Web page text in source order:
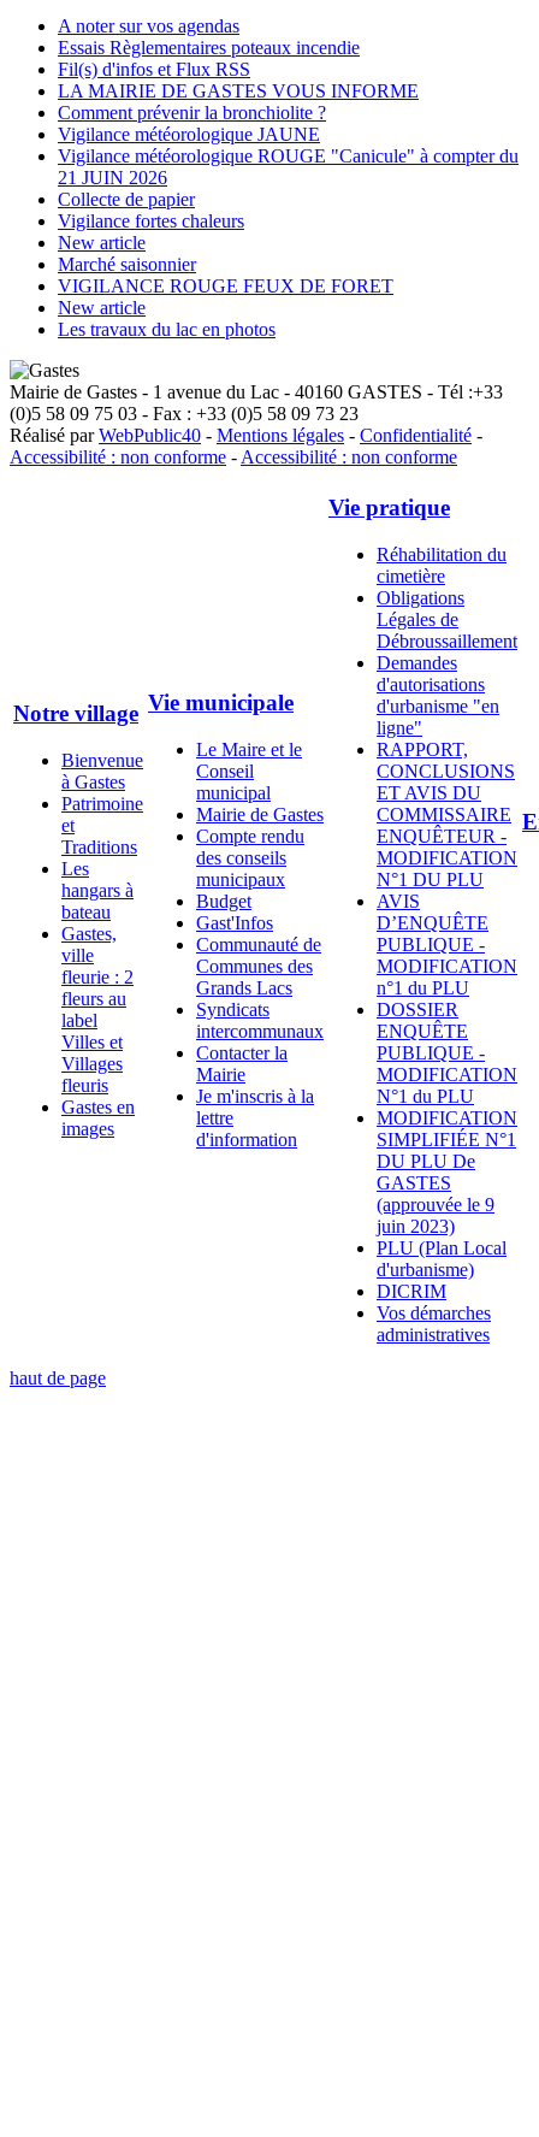
A noter sur vos agendas
Essais Règlementaires poteaux incendie
Fil(s) d'infos et Flux RSS
LA MAIRIE DE GASTES VOUS INFORME
Comment prévenir la bronchiolite ?
Vigilance météorologique JAUNE
Vigilance météorologique ROUGE "Canicule" à compter du
21 JUIN 2026
Collecte de papier
Vigilance fortes chaleurs
New article
Marché saisonnier
VIGILANCE ROUGE FEUX DE FORET
New article
Les travaux du lac en photos
Mairie de Gastes - 1 avenue du Lac - 40160 GASTES - Tél :+33
(0)5 58 09 75 03 - Fax : +33 (0)5 58 09 73 23
Réalisé parWebPublic40 - Mentions légales - Confidentialité -
Accessibilité : non conforme - Accessibilité : non conforme
Notre village
Bienvenue
à Gastes
Patrimoine
et
Traditions
Les
hangars à
bateau
Gastes,
ville
fleurie : 2
fleurs au
label
Villes et
Villages
fleuris
Gastes en
images
Vie municipale
Le Maire et le
Conseil
municipal
Mairie de Gastes
Compte rendu
des conseils
municipaux
Budget
Gast'Infos
Communauté de
Communes des
Grands Lacs
Syndicats
intercommunaux
Contacter la
Mairie
Je m'inscris à la
lettre
d'information
Vie pratique
Réhabilitation du
cimetière
Obligations
Légales de
Débroussaillement
Demandes
d'autorisations
d'urbanisme "en
ligne"
RAPPORT,
CONCLUSIONS
ET AVIS DU
COMMISSAIRE
ENQUÊTEUR -
MODIFICATION
N°1 DU PLU
AVIS
D’ENQUÊTE
PUBLIQUE -
MODIFICATION
n°1 du PLU
DOSSIER
ENQUÊTE
PUBLIQUE -
MODIFICATION
N°1 du PLU
MODIFICATION
SIMPLIFIÉE N°1
DU PLU De
GASTES
(approuvée le 9
juin 2023)
PLU (Plan Local
d'urbanisme)
DICRIM
Vos démarches
administratives
haut de page